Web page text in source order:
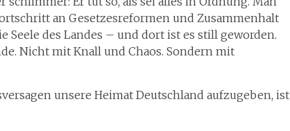
an Gesetzesreformen und Zusammenhalt
Seele des Landes – und dort ist es still geworden.
Nicht mit Knall und Chaos. Sondern mit
unsere Heimat Deutschland aufzugeben, ist